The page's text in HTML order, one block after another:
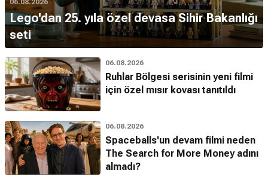
Lego'dan 25. yıla özel devasa Sihir Bakanlığı
seti
06.08.2026
Ruhlar Bölgesi serisinin yeni filmi
için özel mısır kovası tanıtıldı
06.08.2026
Spaceballs'un devam filmi neden
The Search for More Money adını
almadı?